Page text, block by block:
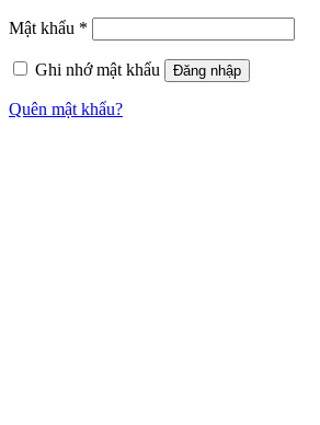
Mật khẩu *
Ghi nhớ mật khẩu Đăng nhập
Quên mật khẩu?